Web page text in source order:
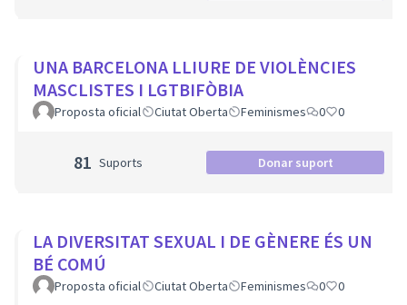
UNA BARCELONA LLIURE DE VIOLÈNCIES
MASCLISTES I LGTBIFÒBIA
Proposta oficial Ciutat Oberta Feminismes 0 0
81 Suports Donar suport
LA DIVERSITAT SEXUAL I DE GÈNERE ÉS UN
BÉ COMÚ
Proposta oficial Ciutat Oberta Feminismes 0 0